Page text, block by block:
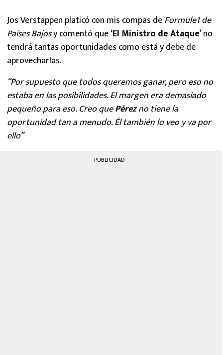
Jos Verstappen platicó con mis compas deFormule1 de
Países Bajosy comentó que‘El Ministro de Ataque’no
tendrá tantas oportunidades como está y debe de
aprovecharlas.
“Por supuesto que todos queremos ganar, pero eso no
estaba en las posibilidades. El margen era demasiado
pequeño para eso. Creo quePérezno tiene la
oportunidad tan a menudo. Él también lo veo y va por
ello”
PUBLICIDAD